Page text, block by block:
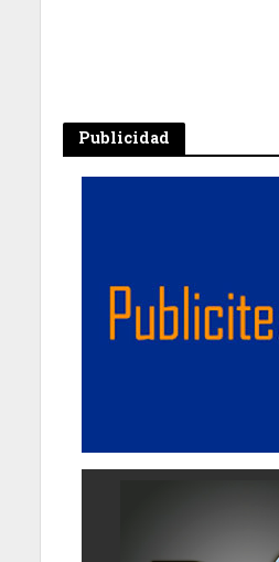
Publicidad